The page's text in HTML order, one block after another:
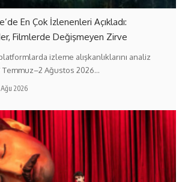
En Çok İzlenenleri Açıkladı:
Filmlerde Değişmeyen Zirve
izleme alışkanlıklarını analiz
Temmuz–2 Ağustos 2026…
2026